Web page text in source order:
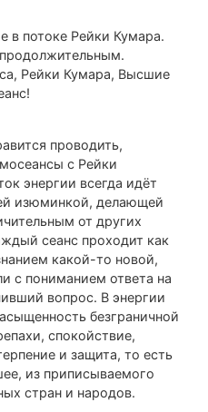
в потоке Рейки Кумара.
Рейки Кумара, Высшие
проводить,
с Рейки
энергии всегда идёт
изюминкой, делающей
от других
сеанс проходит как
какой-то новой,
с пониманием ответа на
вопрос. В энергии
безграничной
спокойствие,
и защита, то есть
из приписываемого
стран и народов.